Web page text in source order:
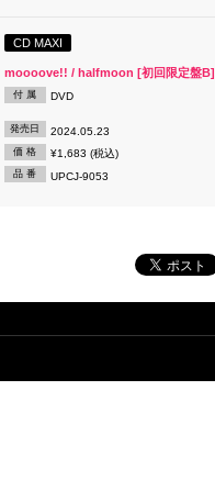
CD MAXI
moooove!! / halfmoon [初回限定盤B]
付 属 DVD
発売日 2024.05.23
価 格 ¥1,683 (税込)
品 番 UPCJ-9053